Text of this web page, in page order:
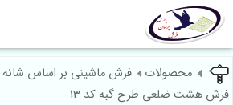
محصولات فرش ماشینی بر اساس شانه
فرش هشت ضلعی طرح گبه کد 13